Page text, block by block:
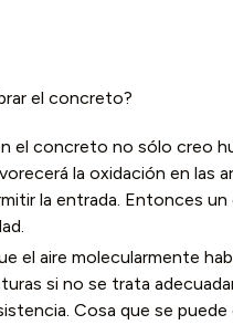
el concreto?
el concreto no sólo creo
la oxidación en las
la entrada. Entonces
el aire molecularmente
si no se trata
Cosa que se puede